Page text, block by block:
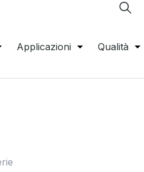
Applicazioni Qualità